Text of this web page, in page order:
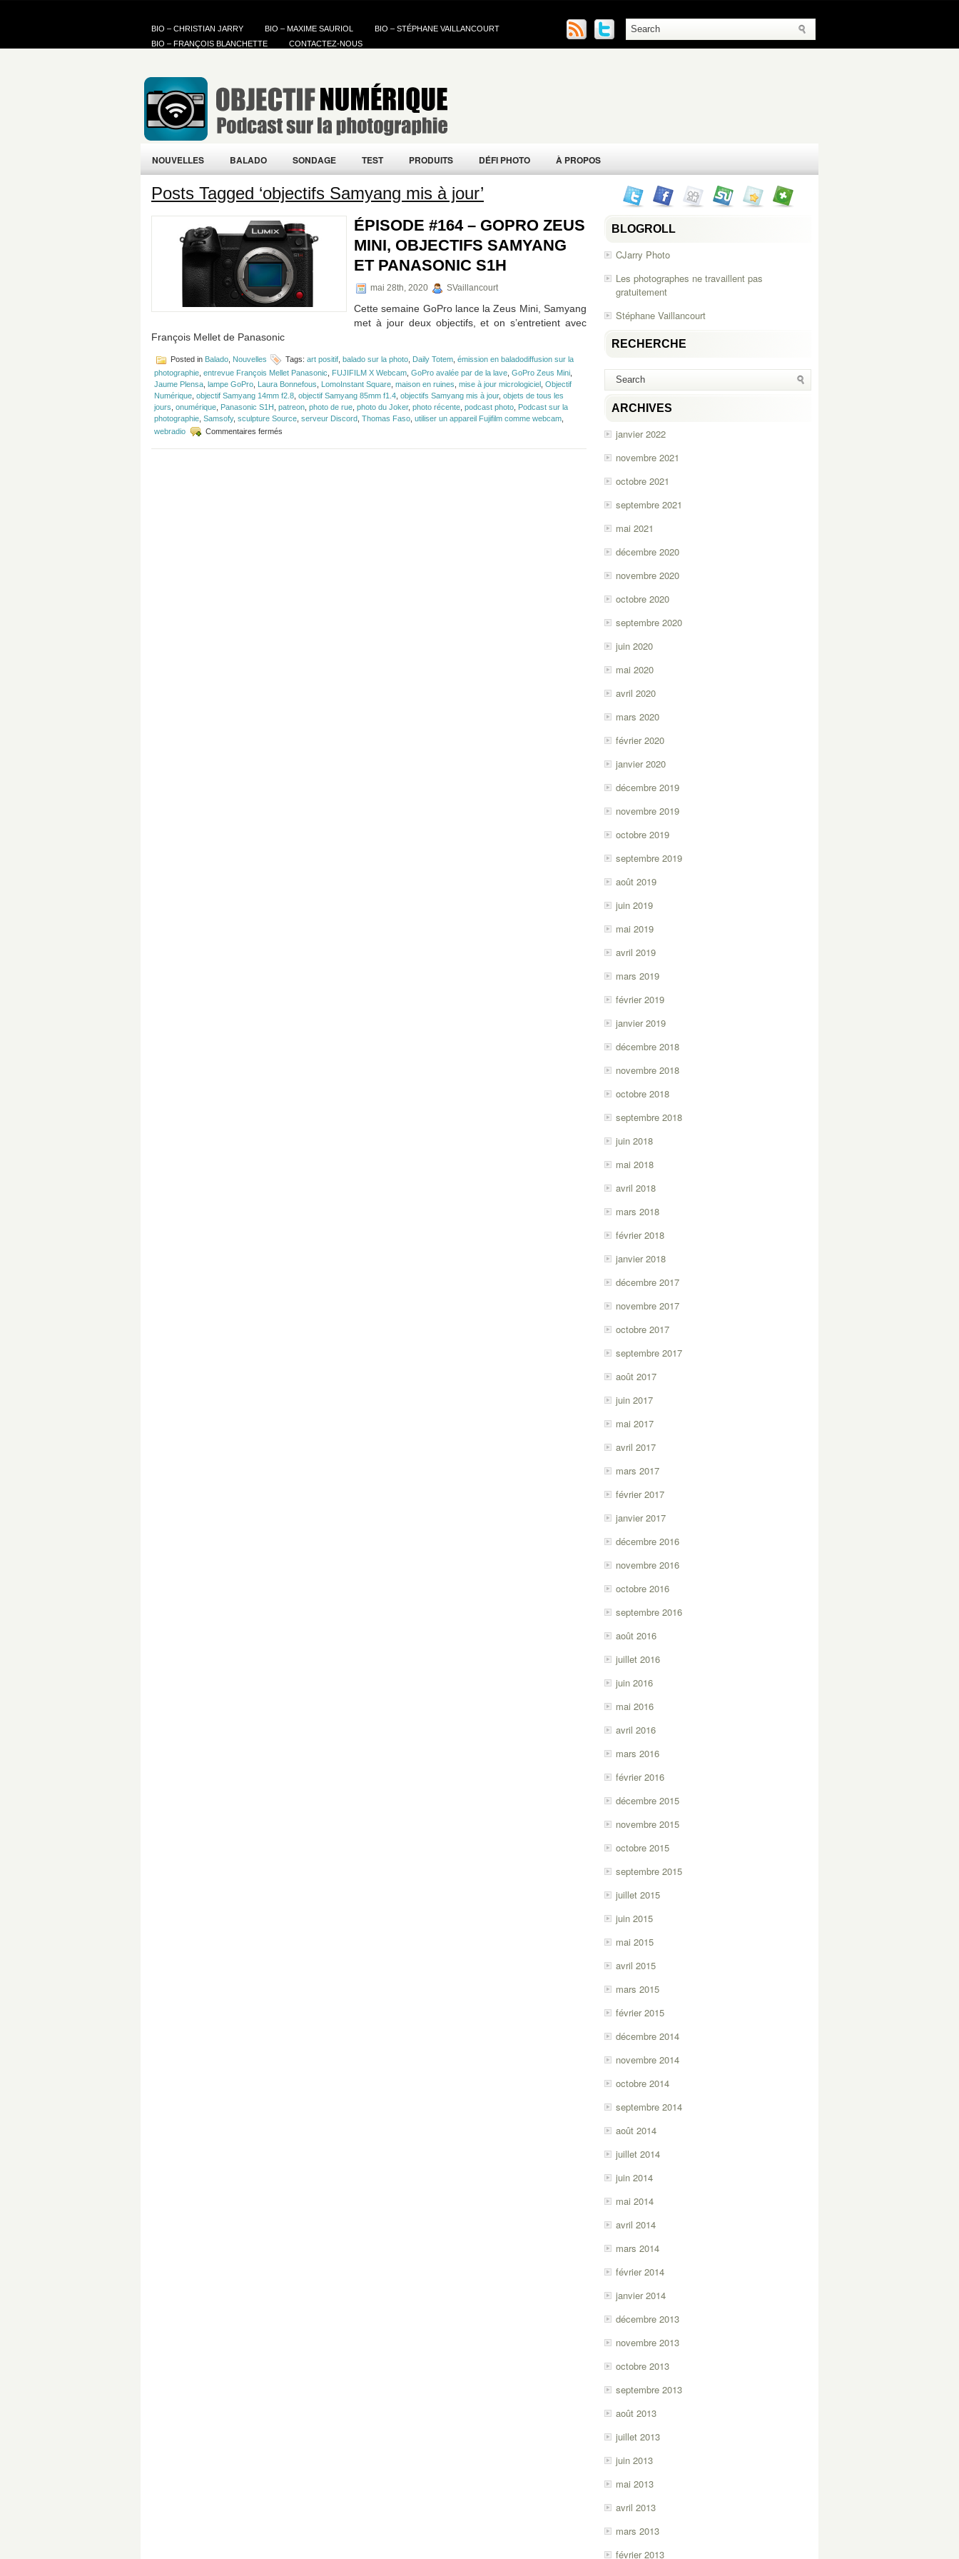
BIO – CHRISTIAN JARRY BIO – MAXIME SAURIOL
BIO – STÉPHANE VAILLANCOURT
BIO – FRANÇOIS BLANCHETTE
CONTACTEZ-NOUS
NOUVELLES BALADO SONDAGE TEST PRODUITS DÉFI PHOTO À PROPOS
Posts Tagged ‘objectifs Samyang mis à jour’
ÉPISODE #164 – GOPRO ZEUS
MINI, OBJECTIFS SAMYANG
ET PANASONIC S1H
mai 28th, 2020 SVaillancourt
Cette semaine GoPro lance la Zeus Mini, Samyang
met à jour deux objectifs, et on s’entretient avec
François Mellet de Panasonic
Posted in Balado Nouvelles Tags: art positif balado sur la photo Daily Totem émission en baladodiffusion sur la
photographie entrevue François Mellet Panasonic FUJIFILM X Webcam GoPro avalée par de la lave GoPro Zeus Mini
Jaume Plensa lampe GoPro Laura Bonnefous LomoInstant Square maison en ruines mise à jour micrologiciel Objectif
Numérique objectif Samyang 14mm f2.8 objectif Samyang 85mm f1.4 objectifs Samyang mis à jour, objets de tous les
jours onumérique Panasonic S1H patreon photo de rue photo du Joker, photo récente podcast photo Podcast sur la
photographie Samsofy, sculpture Source serveur Discord Thomas Faso utiliser un appareil Fujifilm comme webcam
webradio
Commentaires fermés
#164
BLOGROLL
CJarry Photo
Les photographes ne travaillent pas
gratuitement
Stéphane Vaillancourt
RECHERCHE
ARCHIVES
janvier 2022
novembre 2021
octobre 2021
septembre 2021
mai 2021
décembre 2020
novembre 2020
octobre 2020
septembre 2020
juin 2020
mai 2020
avril 2020
mars 2020
février 2020
janvier 2020
décembre 2019
novembre 2019
octobre 2019
septembre 2019
août 2019
juin 2019
mai 2019
avril 2019
mars 2019
février 2019
janvier 2019
décembre 2018
novembre 2018
octobre 2018
septembre 2018
juin 2018
mai 2018
avril 2018
mars 2018
février 2018
janvier 2018
décembre 2017
novembre 2017
octobre 2017
septembre 2017
août 2017
juin 2017
mai 2017
avril 2017
mars 2017
février 2017
janvier 2017
décembre 2016
novembre 2016
octobre 2016
septembre 2016
août 2016
juillet 2016
juin 2016
mai 2016
avril 2016
mars 2016
février 2016
décembre 2015
novembre 2015
octobre 2015
septembre 2015
juillet 2015
juin 2015
mai 2015
avril 2015
mars 2015
février 2015
décembre 2014
novembre 2014
octobre 2014
septembre 2014
août 2014
juillet 2014
juin 2014
mai 2014
avril 2014
mars 2014
février 2014
janvier 2014
décembre 2013
novembre 2013
octobre 2013
septembre 2013
août 2013
juillet 2013
juin 2013
mai 2013
avril 2013
mars 2013
février 2013